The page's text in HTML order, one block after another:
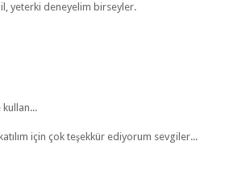
yeterki deneyelim birseyler.
için çok teşekkür ediyorum sevgiler...